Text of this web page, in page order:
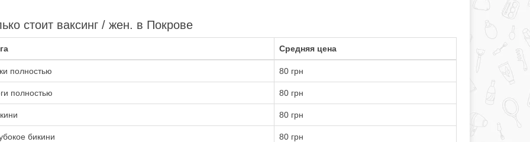
стоит ваксинг / жен. в Покрове
Средняя цена
полностью 80 грн
полностью 80 грн
80 грн
бикини 80 грн